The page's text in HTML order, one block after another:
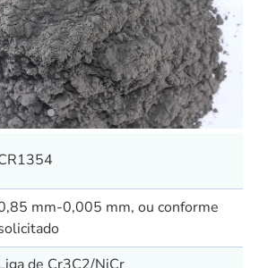
mm-0,005 mm, ou conforme